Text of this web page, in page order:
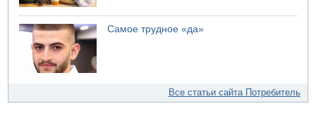
Самое трудное «да»
Все статьи сайта Потребитель